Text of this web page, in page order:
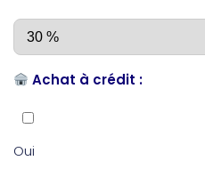
Achat à crédit :
Oui